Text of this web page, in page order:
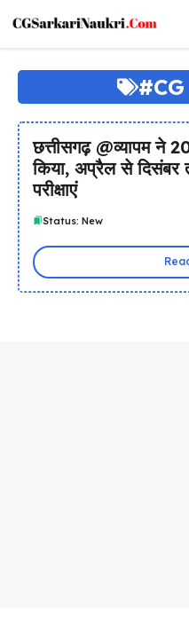
content
छत्तीसगढ़ @व्यापम ने
किया, अप्रैल से
परीक्षाएं
Status: New